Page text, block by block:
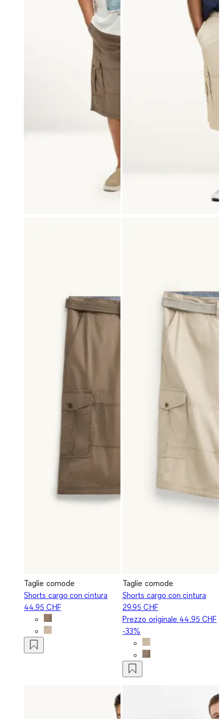
Taglie comode
Shorts cargo con cintura
44.95 CHF
Taglie comode
Shorts cargo con cintura
29.95 CHF
Prezzo originale 44.95 CHF
-33%